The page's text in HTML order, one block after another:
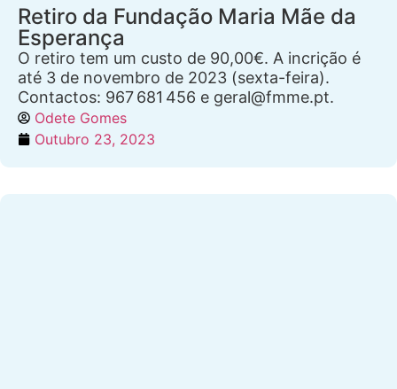
Retiro da Fundação Maria Mãe da
Esperança
O retiro tem um custo de 90,00€. A incrição é
até 3 de novembro de 2023 (sexta-feira).
Contactos: 967 681 456 e geral@fmme.pt.
Odete Gomes
Outubro 23, 2023